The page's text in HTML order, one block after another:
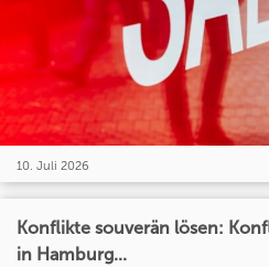
10. Juli 2026
Konflikte souverän lösen:
in Hamburg...